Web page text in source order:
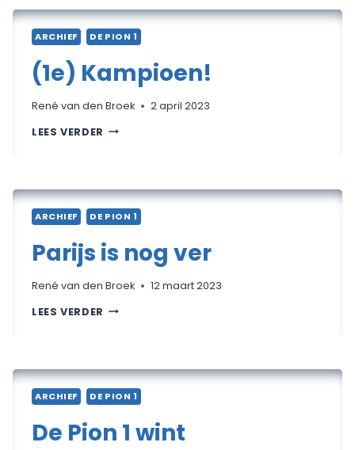
ARCHIEF DE PION 1
(1e) Kampioen!
René van den Broek
2 april 2023
LEES VERDER (1E)
ARCHIEF DE PION 1
Parijs is nog ver
René van den Broek
12 maart 2023
LEES VERDER PARIJS
ARCHIEF DE PION 1
De Pion 1 wint